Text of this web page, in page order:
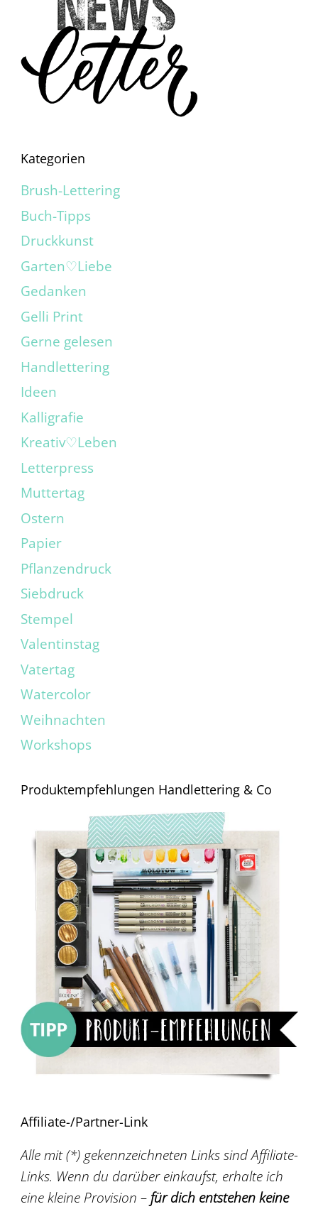
Kategorien
Brush-Lettering
Buch-Tipps
Druckkunst
Garten♡Liebe
Gedanken
Gelli Print
Gerne gelesen
Handlettering
Ideen
Kalligrafie
Kreativ♡Leben
Letterpress
Muttertag
Ostern
Papier
Pflanzendruck
Siebdruck
Stempel
Valentinstag
Vatertag
Watercolor
Weihnachten
Workshops
Produktempfehlungen Handlettering & Co
Affiliate-/Partner-Link
Alle mit (*) gekennzeichneten Links sind Affiliate-
Links. Wenn du darüber einkaufst, erhalte ich
eine kleine Provision –für dich entstehen keine